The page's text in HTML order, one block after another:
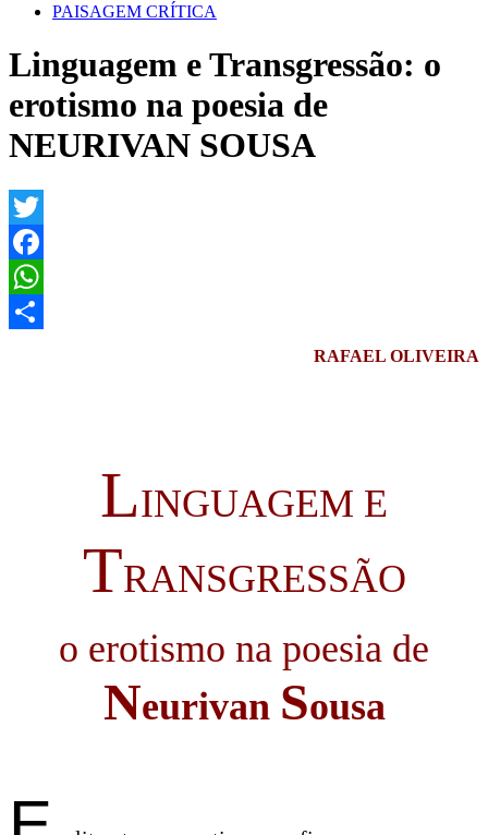
PAISAGEM CRÍTICA
Linguagem e Transgressão: o
erotismo na poesia de
NEURIVAN SOUSA
Twitter
Facebook
WhatsApp
RAFAEL OLIVEIRA
LINGUAGEM E
TRANSGRESSÃO
o erotismo na poesia de
Neurivan Sousa